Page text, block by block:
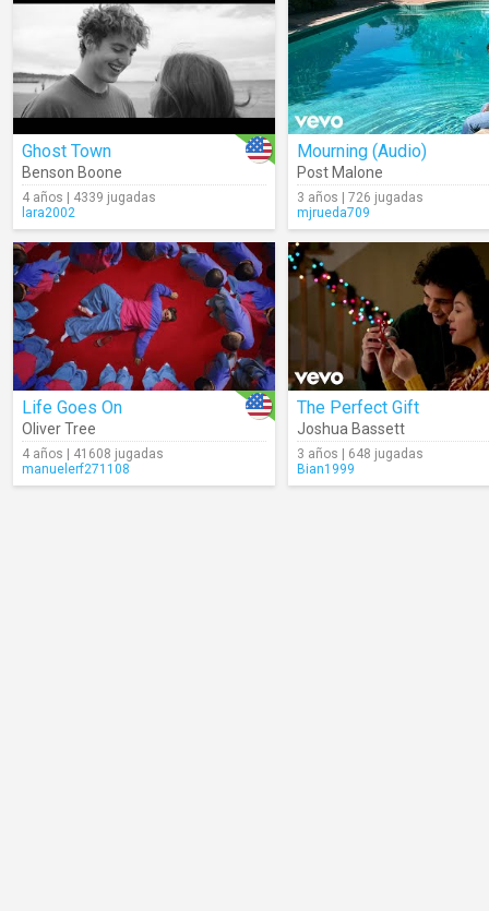
Ghost Town
Benson Boone
4 años | 4339 jugadas
lara2002
Mourning (Audio)
Post Malone
3 años | 726 jugadas
mjrueda709
Life Goes On
Oliver Tree
4 años | 41608 jugadas
manuelerf271108
The Perfect Gift
Joshua Bassett
3 años | 648 jugadas
Bian1999